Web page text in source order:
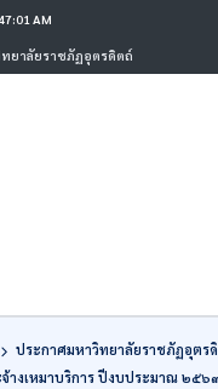
AM
ทยาลัยราชภัฏอุตรดิตถ์
ประกาศมหาวิทยาลัยราชภัฏอุตร
จ้างเหมาบริการ ปีงบประมาณ ๒๕๖๓